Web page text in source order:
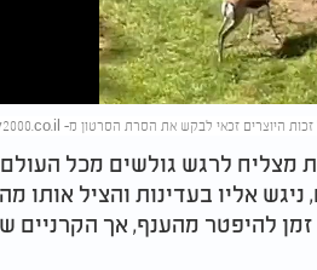
לרגש גולשים מכל העולם:
אליו בעדינות והציל אותו
להיפטר מהענף, אך הקרניים